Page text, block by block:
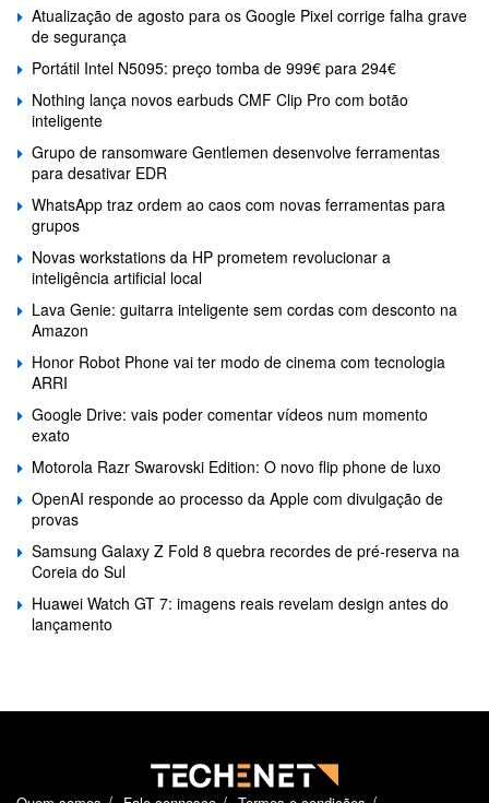
Atualização de agosto para os Google Pixel corrige falha grave
de segurança
Portátil Intel N5095: preço tomba de 999€ para 294€
Nothing lança novos earbuds CMF Clip Pro com botão
inteligente
Grupo de ransomware Gentlemen desenvolve ferramentas
para desativar EDR
WhatsApp traz ordem ao caos com novas ferramentas para
grupos
Novas workstations da HP prometem revolucionar a
inteligência artificial local
Lava Genie: guitarra inteligente sem cordas com desconto na
Amazon
Honor Robot Phone vai ter modo de cinema com tecnologia
ARRI
Google Drive: vais poder comentar vídeos num momento
exato
Motorola Razr Swarovski Edition: O novo flip phone de luxo
OpenAI responde ao processo da Apple com divulgação de
provas
Samsung Galaxy Z Fold 8 quebra recordes de pré-reserva na
Coreia do Sul
Huawei Watch GT 7: imagens reais revelam design antes do
lançamento